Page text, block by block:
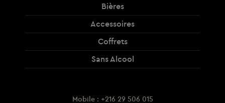
Bières
Accessoires
Coffrets
Sans Alcool
Mobile : +216 29 506 015